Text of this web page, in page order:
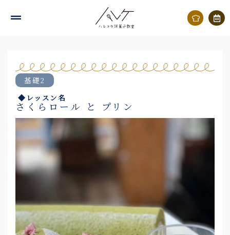
基礎2
◆レッスン名
さくらロール と プリン